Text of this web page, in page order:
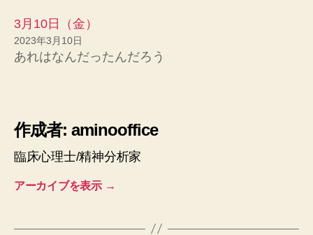
3月10日（金）
2023年3月10日
あれはなんだったんだろう
作成者: aminooffice
臨床心理士/精神分析家
アーカイブを表示 →